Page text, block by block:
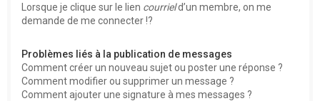
Lorsque je clique sur le lien courrield’un membre, on me
demande de me connecter !?
Problèmes liés à la publication de messages
Comment créer un nouveau sujet ou poster une réponse ?
Comment modifier ou supprimer un message ?
Comment ajouter une signature à mes messages ?